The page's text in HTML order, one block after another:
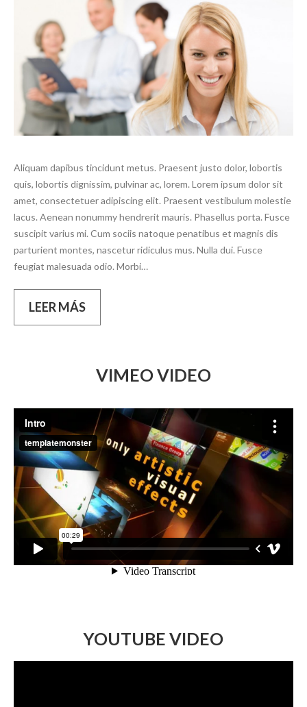
Aliquam dapibus tincidunt metus. Praesent justo dolor, lobortis
quis, lobortis dignissim, pulvinar ac, lorem. Lorem ipsum dolor sit
amet, consectetuer adipiscing elit. Praesent vestibulum molestie
lacus. Aenean nonummy hendrerit mauris. Phasellus porta. Fusce
suscipit varius mi. Cum sociis natoque penatibus et magnis dis
parturient montes, nascetur ridiculus mus. Nulla dui. Fusce
feugiat malesuada odio. Morbi…
LEER MÁS
VIMEO VIDEO
YOUTUBE VIDEO